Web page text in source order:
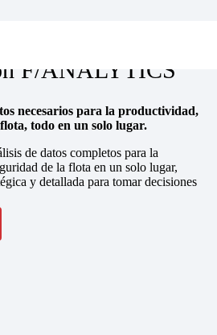
F/ANALYTICS
necesarios para la productividad,
todo en un solo lugar.
de datos completos para la
de la flota en un solo lugar,
y detallada para tomar decisiones